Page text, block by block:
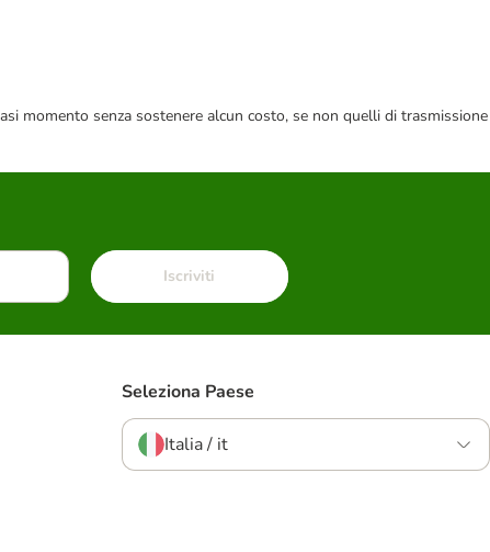
momento senza sostenere alcun costo, se non quelli di trasmissione
Iscriviti
Seleziona Paese
Italia / it